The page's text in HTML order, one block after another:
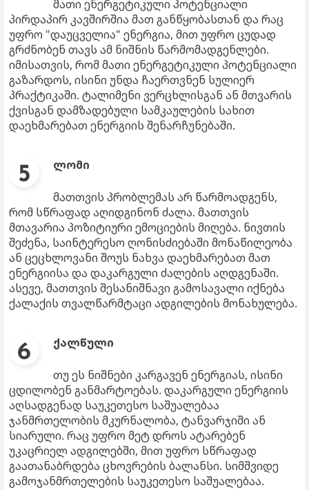
მათი ენერგეტიკული პოტენციალი
პირდაპირ კავშირშია მათ განწყობასთან და რაც
უფრო "დაუცველია" ენერგია, მით უფრო ცუდად
გრძნობენ თავს ამ ნიშნის წარმომადგენლები.
იმისათვის, რომ მათი ენერგეტიკული პოტენციალი
გაზარდოს, ისინი უნდა ჩაერთვნენ სულიერ
პრაქტიკაში. ტალიმენი ვერცხლისგან ან მთვარის
ქვისგან დამზადებული სამკაულების სახით
დაეხმარებათ ენერგიის შენარჩუნებაში.
ლომი
მათთვის პრობლემას არ წარმოადგენს,
რომ სწრაფად აღიდგინონ ძალა. მათთვის
მთავარია პოზიტიური ემოციების მიღება. ნივთის
შეძენა, საინტერესო ღონისძიებაში მონაწილეობა
ან ცეცხლოვანი შოუს ნახვა დაეხმარებათ მათ
ენერგიისა და დაკარგული ძალების აღდგენაში.
ასევე, მათთვის შესანიშნავი გამოსავალი იქნება
ქალაქის თვალწარმტაცი ადგილების მონახულება.
ქალწული
თუ ეს ნიშნები კარგავენ ენერგიას, ისინი
ცდილობენ განმარტოებას. დაკარგული ენერგიის
აღსადგენად საუკეთესო საშუალებაა
ჯანმრთელობის მკურნალობა, ტანვარჯიში ან
სიარული. რაც უფრო მეტ დროს ატარებენ
უკაცრიელ ადგილებში, მით უფრო სწრაფად
გაათანაბრდება ცხოვრების ბალანსი. სიმშვიდე
გამოჯანმრთელების საუკეთესო საშუალებაა.